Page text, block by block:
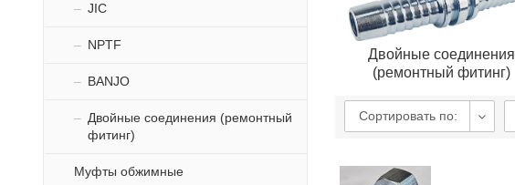
JIC
NPTF
BANJO
Двойные соединения (ремонтный
фитинг)
Муфты обжимные
Двойные соединения
(ремонтный фитинг)
Сортировать по: